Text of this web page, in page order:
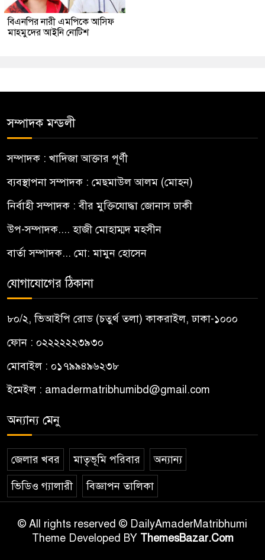
বিএনপির নারী এমপিকে আসিফ
মাহমুদের আইনি নোটিশ
সম্পাদক মন্ডলী
সম্পাদক : খাদিজা আক্তার পূর্ণী
ব্যবস্থাপনা সম্পাদক : মেছমাউল আলম (মোহন)
নির্বাহী সম্পাদক : বীর মুক্তিযোদ্ধা জোনাস ঢাকী
উপ-সম্পাদক.... হাজী মোহাম্মদ মহসীন
বার্তা সম্পাদক... মো: মামুন হোসেন
যোগাযোগের ঠিকানা
৮০/২, ভিআইপি রোড (চতুর্থ তলা) কাকরাইল, ঢাকা-১০০০
ফোন : ০২২২২২২৩৯৩০
মোবাইল : ০১৭৯৯৪৯৬২৩৮
ইমেইল : amadermatribhumibd@gmail.com
অন্যান্য মেনু
জেলার খবর মাতৃভূমি পরিবার অন্যান্য
ভিডিও গ্যালারী বিজ্ঞাপন তালিকা
© All rights reserved © DailyAmaderMatribhumi
Theme Developed BY ThemesBazar.Com